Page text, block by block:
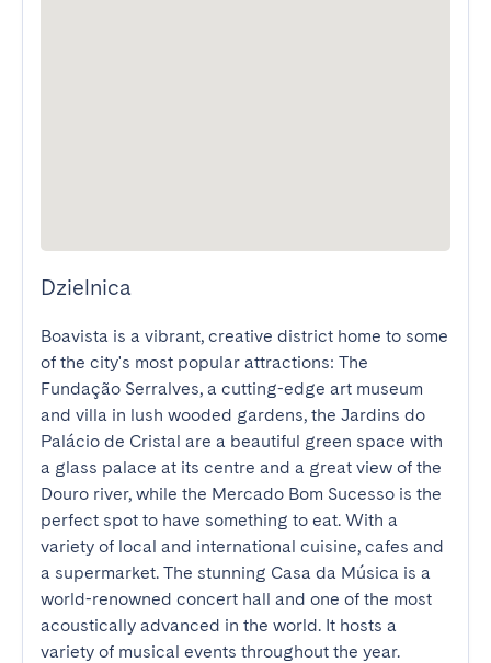
Dzielnica
Boavista is a vibrant, creative district home to some
of the city's most popular attractions: The
Fundação Serralves, a cutting-edge art museum
and villa in lush wooded gardens, the Jardins do
Palácio de Cristal are a beautiful green space with
a glass palace at its centre and a great view of the
Douro river, while the Mercado Bom Sucesso is the
perfect spot to have something to eat. With a
variety of local and international cuisine, cafes and
a supermarket. The stunning Casa da Música is a
world-renowned concert hall and one of the most
acoustically advanced in the world. It hosts a
variety of musical events throughout the year.